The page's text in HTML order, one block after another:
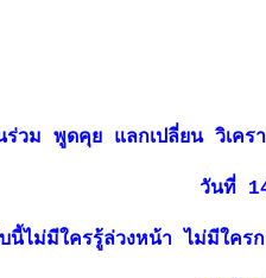
ร่วม พูดคุย แลกเปลี่ยน วิเ
วันที่
ม่มีใครรู้ล่วงหน้า ไม่มีใคร